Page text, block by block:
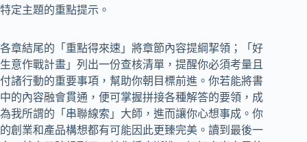
特定主題的重點提示。
各章結尾的「重點得來速」將章節內容提綱挈領；「好
生意作戰計畫」列出一份查核清單，提醒你必須考量且
付諸行動的重要事項，幫助你朝目標前進。你若能將書
中的內容融會貫通，便可掌握拼接各種解答的要領，成
為我所謂的「串聯線索」大師，進而讓你心想事成。你
的創業和產品構想都有可能因此更臻完美。讀到最後一